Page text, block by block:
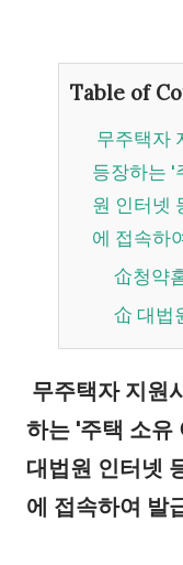
Table of
무주택자 지원사업에 필요서류로 자주
등장하는 '
원 인터넷
에 접속하
仚청약
仚 대
무주택자 지원
하는 '주택 소유
대법원 인터넷
에 접속하여 발